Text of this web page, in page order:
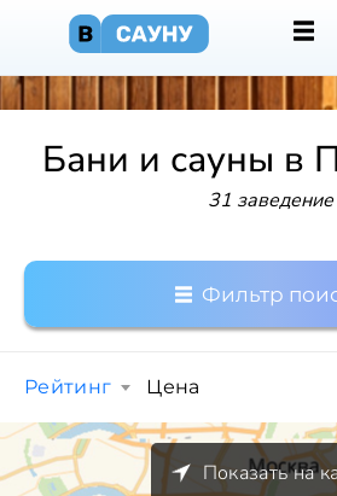
Бани и сауны в
31 заведение
Фильтр
Рейтинг Цена
Показать на